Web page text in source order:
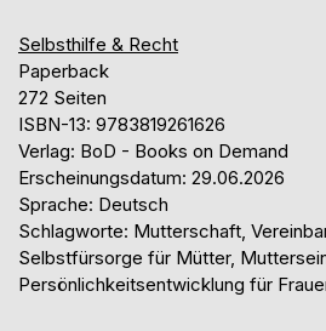
Selbsthilfe & Recht
Paperback
272 Seiten
ISBN-13: 9783819261626
Verlag: BoD - Books on Demand
Erscheinungsdatum: 29.06.2026
Sprache: Deutsch
Schlagworte: Mutterschaft,
Selbstfürsorge für Mütter,
Persönlichkeitsentwicklung für